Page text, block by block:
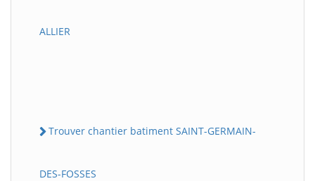
ALLIER
Trouver chantier batiment SAINT-GERMAIN-
DES-FOSSES